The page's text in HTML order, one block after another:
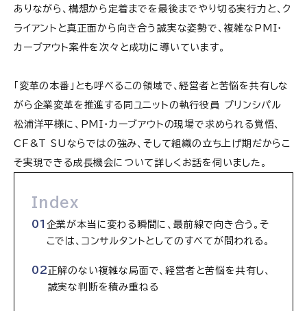
ありながら、構想から定着までを最後までやり切る実行力と、ク
ライアントと真正面から向き合う誠実な姿勢で、複雑なPMI・
カーブアウト案件を次々と成功に導いています。
「変革の本番」とも呼べるこの領域で、経営者と苦悩を共有しな
がら企業変革を推進する同ユニットの執行役員 プリンシパル
松浦洋平様に、PMI・カーブアウトの現場で求められる覚悟、
CF&T SUならではの強み、そして組織の立ち上げ期だからこ
そ実現できる成長機会について詳しくお話を伺いました。
Index
企業が本当に変わる瞬間に、最前線で向き合う。そ
こでは、コンサルタントとしてのすべてが問われる。
正解のない複雑な局面で、経営者と苦悩を共有し、
誠実な判断を積み重ねる